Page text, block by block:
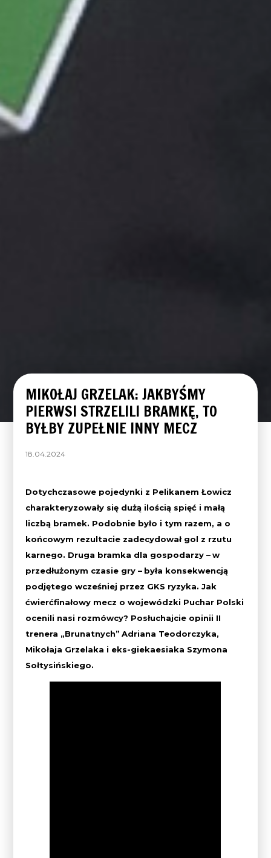
MIKOŁAJ GRZELAK: JAKBYŚMY
PIERWSI STRZELILI BRAMKĘ, TO
BYŁBY ZUPEŁNIE INNY MECZ
18.04.2024
Dotychczasowe pojedynki z Pelikanem Łowicz
charakteryzowały się dużą ilością spięć i małą
liczbą bramek. Podobnie było i tym razem, a o
końcowym rezultacie zadecydował gol z rzutu
karnego. Druga bramka dla gospodarzy – w
przedłużonym czasie gry – była konsekwencją
podjętego wcześniej przez GKS ryzyka. Jak
ćwierćfinałowy mecz o wojewódzki Puchar Polski
ocenili nasi rozmówcy? Posłuchajcie opinii II
trenera „Brunatnych” Adriana Teodorczyka,
Mikołaja Grzelaka i eks-giekaesiaka Szymona
Sołtysińskiego.